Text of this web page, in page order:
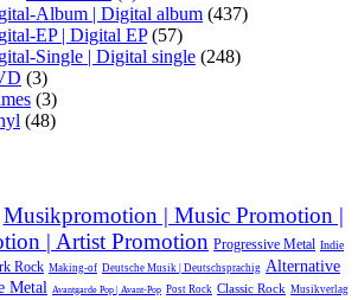
Album | Digital album (437)
EP | Digital EP(57)
Single | Digital single (248)
(3)
(3)
(48)
Musikpromotion | Music Promotion |
| Artist Promotion Progressive Metal Indie
Rock Making-of Deutsche Musik |‎ Deutschsprachig Alternative
Metal
Avantgarde Pop | Avant-Pop Post Rock Classic Rock Musikverlag